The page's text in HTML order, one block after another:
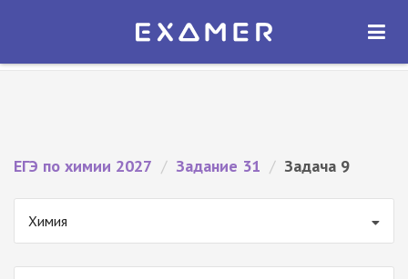
Экзамер — ЕГЭ 2027
ОТКРЫТЬ
ЕГЭ по химии 2027 / Задание 31 / Задача 9
Химия